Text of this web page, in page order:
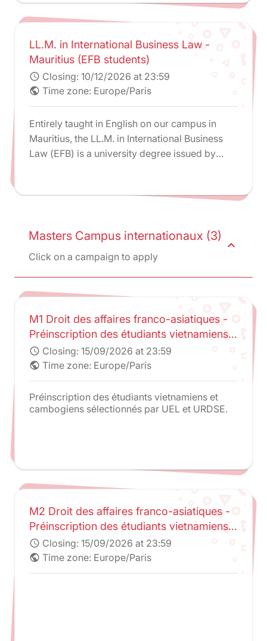
LL.M. in International Business Law -
Mauritius (EFB students)
schedule Closing: 10/12/2026 at 23:59
public Time zone: Europe/Paris
Entirely taught in English on our campus in
Mauritius, the LL.M. in International Business
Law (EFB) is a university degree issued by
French Bar students.
Masters Campus internationaux (3)
Click on a campaign to apply
expand_less
M1 Droit des affaires franco-asiatiques -
Préinscription des étudiants vietnamiens
et cambodgiens sélectionnés par UEL et
URDSE
schedule Closing: 15/09/2026 at 23:59
public Time zone: Europe/Paris
Préinscription des étudiants vietnamiens et
cambogiens sélectionnés par UEL et URDSE.
M2 Droit des affaires franco-asiatiques -
Préinscription des étudiants vietnamiens
et cambodgiens sélectionnés par UEL et
URDSE
schedule Closing: 15/09/2026 at 23:59
public Time zone: Europe/Paris